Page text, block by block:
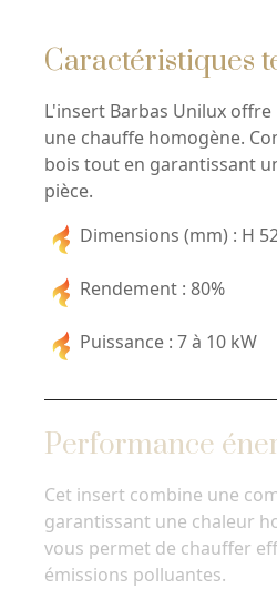
Caractéristiques
L'insert Barbas Unilux
une chauffe homogène.
bois tout en garantissant
pièce.
Dimensions (mm) : H
Rendement : 80%
Puissance : 7 à 10 kW
Performance
Cet insert combine une
garantissant une chaleur
vous permet de chauffer
émissions polluantes.